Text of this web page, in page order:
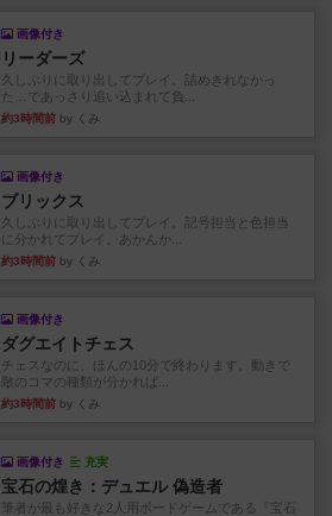
画像付き
リーダーズ
久しぶりに取り出してプレイ。詰めきれなかっ
た…であっさり追い込まれて負...
約3時間前 by くみ
画像付き
ブリックス
久しぶりに取り出してプレイ。記号担当と色担当
に分かれてプレイ。あかんか...
約3時間前 by くみ
画像付き
ダグエイトチェス
チェスなのに、ほんの10分で終わります。動きで
敵のコマの種類が分かれば...
約3時間前 by くみ
画像付き 充実
宝石の煌き：デュエル 偽造者
筆者が最も好きな2人用ボードゲームである『宝石